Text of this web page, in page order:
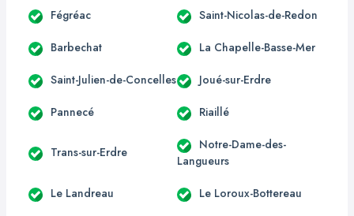
Fégréac Saint-Nicolas-de-Redon
Barbechat La Chapelle-Basse-Mer
Saint-Julien-de-Concelles Joué-sur-Erdre
Pannecé Riaillé
Trans-sur-Erdre
Notre-Dame-des-
Langueurs
Le Landreau Le Loroux-Bottereau